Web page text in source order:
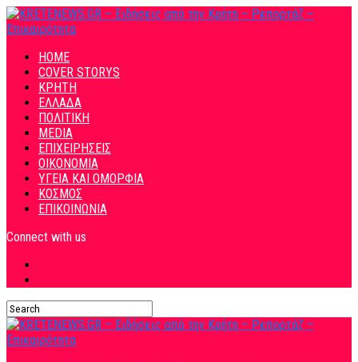
HOME
COVER STORYS
ΚΡΗΤΗ
ΕΛΛΑΔΑ
ΠΟΛΙΤΙΚΗ
MEDIA
ΕΠΙΧΕΙΡΗΣΕΙΣ
ΟΙΚΟΝΟΜΙΑ
ΥΓΕΙΑ ΚΑΙ ΟΜΟΡΦΙΑ
ΚΟΣΜΟΣ
ΕΠΙΚΟΙΝΩΝΙΑ
Connect with us